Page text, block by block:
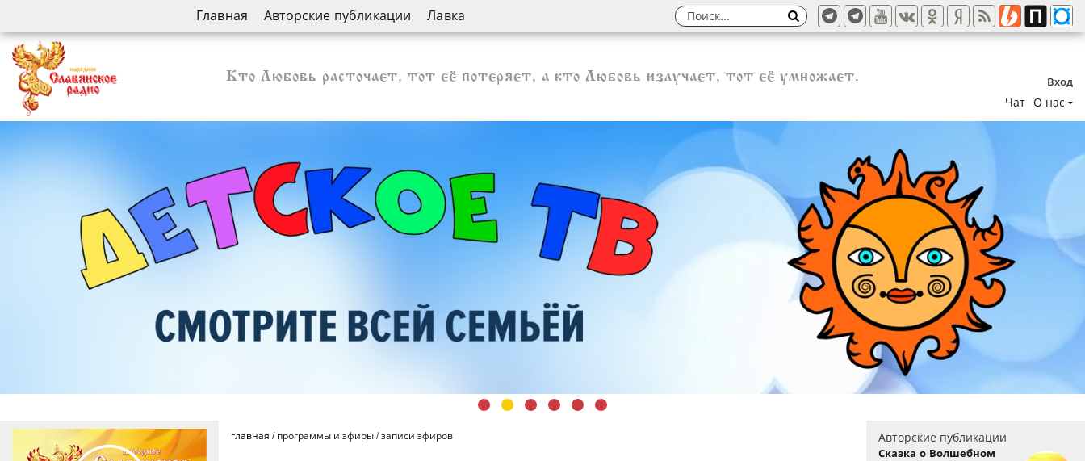
Главная Авторские публикации Лавка
Вход
Чат О нас
Кто Любовь расточает, тот её потеряет, а кто Любовь излучает, тот её умножает.
главная / программы и эфиры/записи эфиров Авторские публикации
Сказка о Волшебном